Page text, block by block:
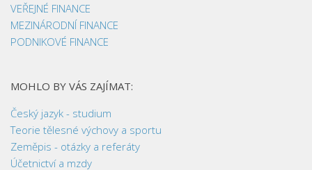
VEŘEJNÉ FINANCE
MEZINÁRODNÍ FINANCE
PODNIKOVÉ FINANCE
MOHLO BY VÁS ZAJÍMAT:
Český jazyk - studium
Teorie tělesné výchovy a sportu
Zeměpis - otázky a referáty
Účetnictví a mzdy